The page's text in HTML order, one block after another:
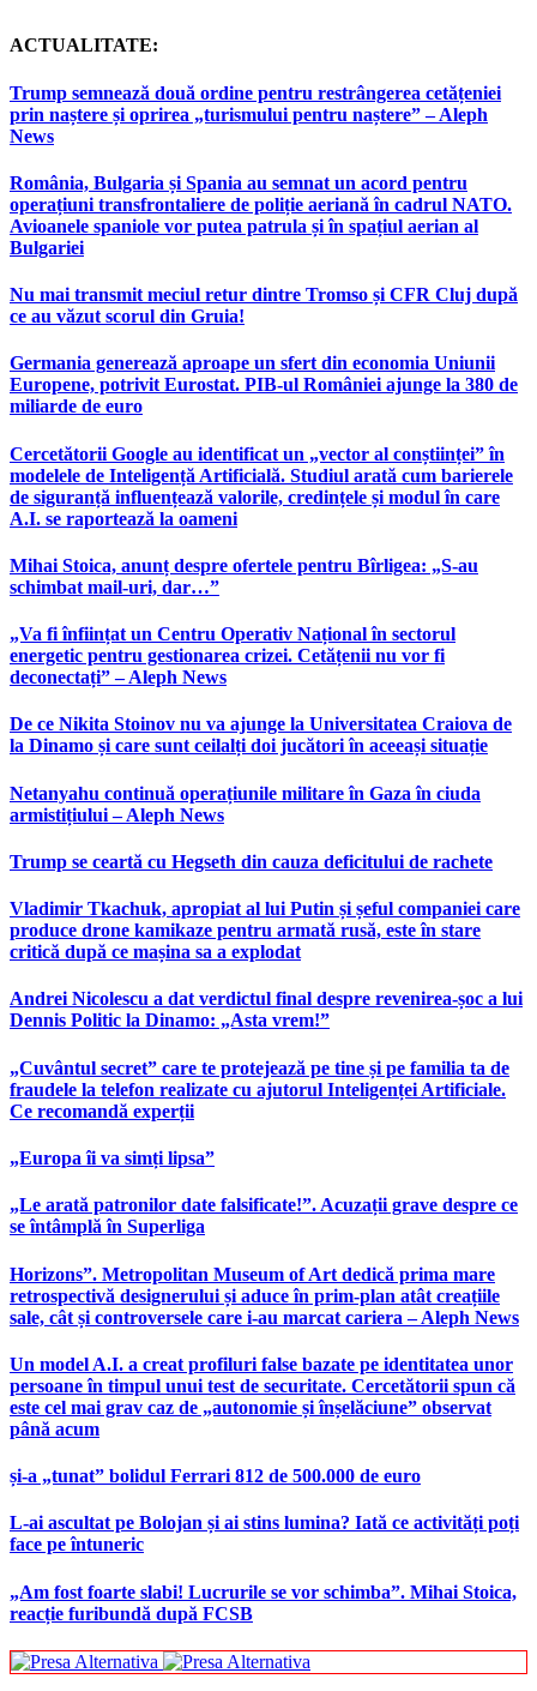
ACTUALITATE:
Trump semnează două ordine pentru restrângerea cetățeniei
prin naștere și oprirea „turismului pentru naștere” – Aleph
News
România, Bulgaria și Spania au semnat un acord pentru
operațiuni transfrontaliere de poliție aeriană în cadrul NATO.
Avioanele spaniole vor putea patrula și în spațiul aerian al
Bulgariei
Nu mai transmit meciul retur dintre Tromso și CFR Cluj după
ce au văzut scorul din Gruia!
Germania generează aproape un sfert din economia Uniunii
Europene, potrivit Eurostat. PIB-ul României ajunge la 380 de
miliarde de euro
Cercetătorii Google au identificat un „vector al conștiinței” în
modelele de Inteligență Artificială. Studiul arată cum barierele
de siguranță influențează valorile, credințele și modul în care
A.I. se raportează la oameni
Mihai Stoica, anunț despre ofertele pentru Bîrligea: „S-au
schimbat mail-uri, dar…”
„Va fi înființat un Centru Operativ Național în sectorul
energetic pentru gestionarea crizei. Cetățenii nu vor fi
deconectați” – Aleph News
De ce Nikita Stoinov nu va ajunge la Universitatea Craiova de
la Dinamo și care sunt ceilalți doi jucători în aceeași situație
Netanyahu continuă operațiunile militare în Gaza în ciuda
armistițiului – Aleph News
Trump se ceartă cu Hegseth din cauza deficitului de rachete
Vladimir Tkachuk, apropiat al lui Putin și șeful companiei care
produce drone kamikaze pentru armată rusă, este în stare
critică după ce mașina sa a explodat
Andrei Nicolescu a dat verdictul final despre revenirea-șoc a lui
Dennis Politic la Dinamo: „Asta vrem!”
„Cuvântul secret” care te protejează pe tine și pe familia ta de
fraudele la telefon realizate cu ajutorul Inteligenței Artificiale.
Ce recomandă experții
„Europa îi va simți lipsa”
„Le arată patronilor date falsificate!”. Acuzații grave despre ce
se întâmplă în Superliga
Horizons”. Metropolitan Museum of Art dedică prima mare
retrospectivă designerului și aduce în prim-plan atât creațiile
sale, cât și controversele care i-au marcat cariera – Aleph News
Un model A.I. a creat profiluri false bazate pe identitatea unor
persoane în timpul unui test de securitate. Cercetătorii spun că
este cel mai grav caz de „autonomie și înșelăciune” observat
până acum
și-a „tunat” bolidul Ferrari 812 de 500.000 de euro
L-ai ascultat pe Bolojan și ai stins lumina? Iată ce activități poți
face pe întuneric
„Am fost foarte slabi! Lucrurile se vor schimba”. Mihai Stoica,
reacție furibundă după FCSB